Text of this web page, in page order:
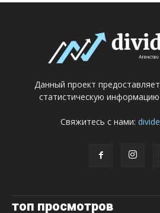
Данный проект
статистическую
Свяжитесь с нами:
топ просмотров